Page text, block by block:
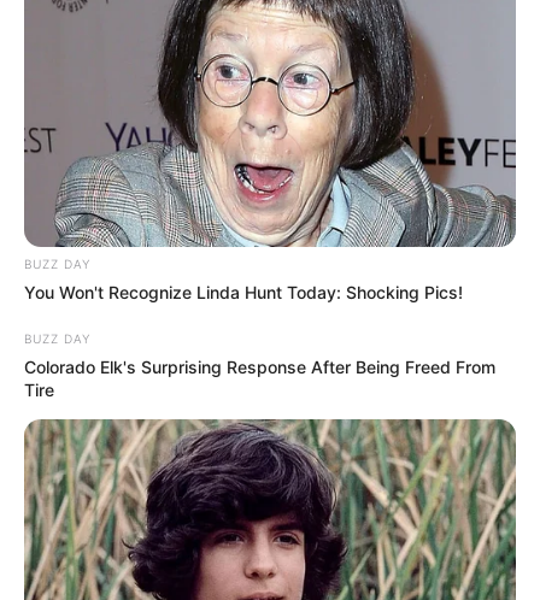
BUZZ DAY
You Won't Recognize Linda Hunt Today: Shocking Pics!
BUZZ DAY
Colorado Elk's Surprising Response After Being Freed From
Tire